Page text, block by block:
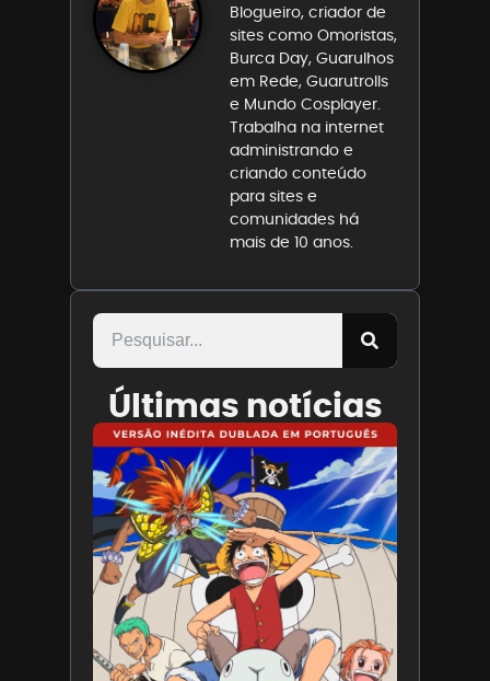
Blogueiro, criador de
sites como Omoristas,
Burca Day, Guarulhos
em Rede, Guarutrolls
e Mundo Cosplayer.
Trabalha na internet
administrando e
criando conteúdo
para sites e
comunidades há
mais de 10 anos.
Últimas notícias